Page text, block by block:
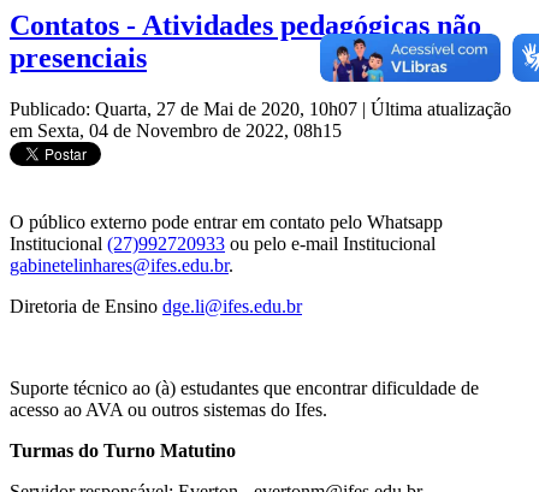
Contatos - Atividades pedagógicas não
presenciais
Publicado: Quarta, 27 de Mai de 2020, 10h07 | Última atualização
em Sexta, 04 de Novembro de 2022, 08h15
O público externo pode entrar em contato pelo Whatsapp
Institucional (27)992720933 ou pelo e-mail Institucional
gabinetelinhares@ifes.edu.br.
Diretoria de Ensino dge.li@ifes.edu.br
Suporte técnico ao (à) estudantes que encontrar dificuldade de
acesso ao AVA ou outros sistemas do Ifes.
Turmas do Turno Matutino